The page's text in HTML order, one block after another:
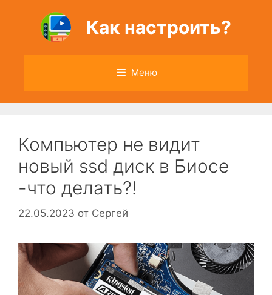
содержимому
Как настроить?
Меню
Компьютер не видит
новый ssd диск в Биосе
-что делать?!
22.05.2023 от Сергей